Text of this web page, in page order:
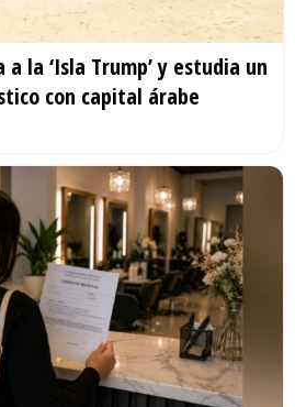
la ‘Isla Trump’ y estudia un
con capital árabe